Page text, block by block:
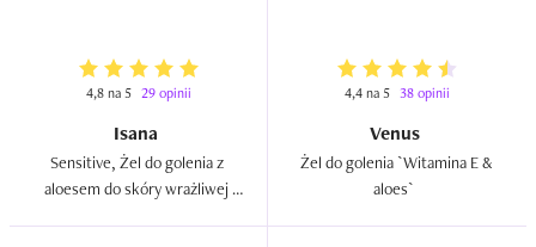
4,8 na 5 29 opinii
Isana
Sensitive, Żel do golenia z
aloesem do skóry wrażliwej
4,4 na 5 38 opinii
Venus
Żel do golenia `Witamina E &